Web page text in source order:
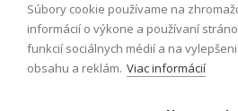
Môj profil
Zabudnuté heslo
Súbory cookie používame na
informácií o výkone a používaní
funkcií sociálnych médií a na
obsahu a reklám. Viac informácií